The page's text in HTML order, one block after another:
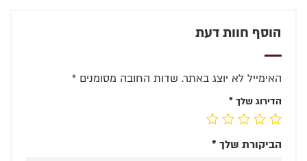
הוסף חוות דעת
האימייל לא יוצג באתר. שדות החובה מסומנים *
הדירוג שלך *
הביקורת שלך *